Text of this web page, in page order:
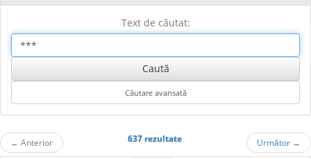
Text de căutat:
← Anterior 637 rezultate Următor →